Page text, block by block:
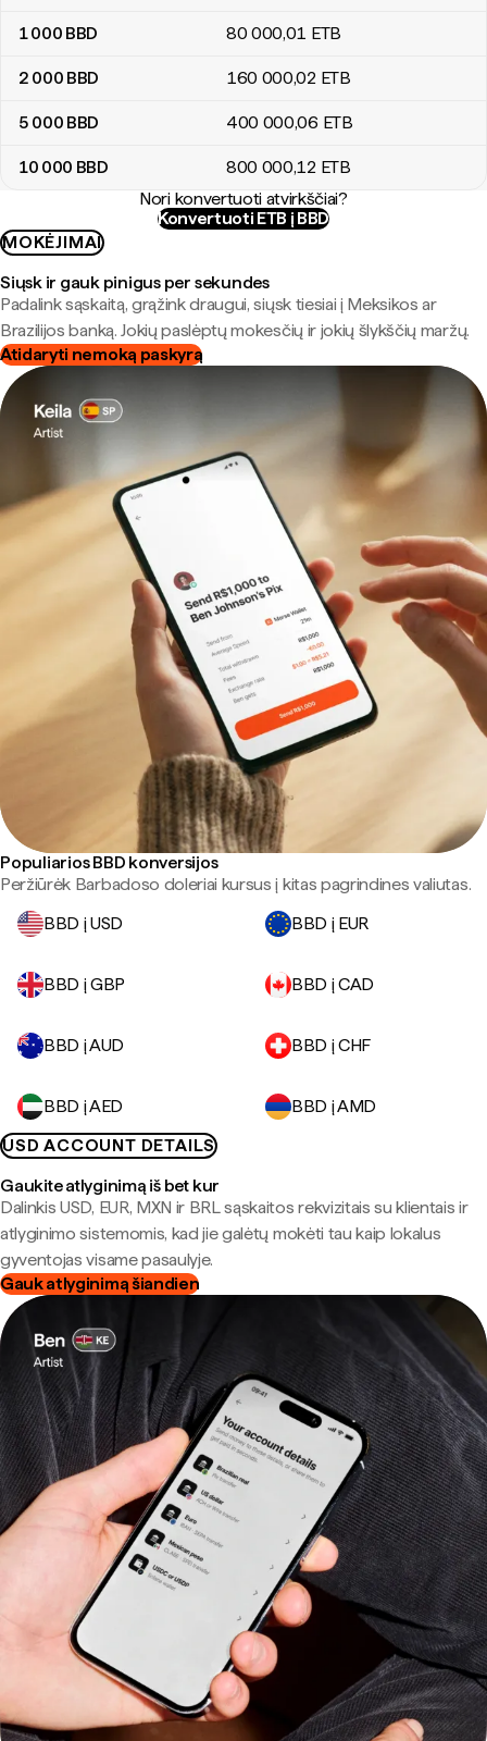
1 000 BBD 80 000,01 ETB
2 000 BBD 160 000,02 ETB
5 000 BBD 400 000,06 ETB
10 000 BBD 800 000,12 ETB
Nori konvertuoti atvirkščiai?
Konvertuoti ETB į BBD
MOKĖJIMAI
Siųsk ir gauk pinigus per sekundes
Padalink sąskaitą, grąžink draugui, siųsk tiesiai į Meksikos ar
Brazilijos banką. Jokių paslėptų mokesčių ir jokių šlykščių maržų.
Atidaryti nemoką paskyrą
Populiarios BBD konversijos
Peržiūrėk Barbadoso doleriai kursus į kitas pagrindines valiutas.
BBD į USD
BBD į EUR
BBD į GBP BBD į CAD
BBD į AUD BBD į CHF
BBD į AED
BBD į AMD
USD ACCOUNT DETAILS
Gaukite atlyginimą iš bet kur
Dalinkis USD, EUR, MXN ir BRL sąskaitos rekvizitais su klientais ir
atlyginimo sistemomis, kad jie galėtų mokėti tau kaip lokalus
gyventojas visame pasaulyje.
Gauk atlyginimą šiandien